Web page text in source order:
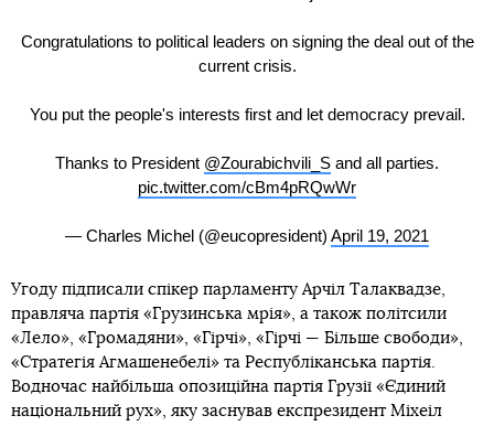
Congratulations to political leaders on signing the deal out of the
current crisis.
You put the people's interests first and let democracy prevail.
Thanks to President @Zourabichvili_S and all parties.
pic.twitter.com/cBm4pRQwWr
— Charles Michel (@eucopresident) April 19, 2021
Угоду підписали спікер парламенту Арчіл Талаквадзе,
правляча партія «Грузинська мрія», а також політсили
«Лело», «Громадяни», «Гірчі», «Гірчі — Більше свободи»,
«Стратегія Агмашенебелі» та Республіканська партія.
Водночас найбільша опозиційна партія Грузії «Єдиний
національний рух», яку заснував експрезидент Міхеіл